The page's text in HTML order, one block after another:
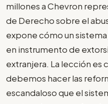
millones a Chevron
de Derecho sobre el
expone cómo un
en instrumento de
extranjera. La lección es
debemos hacer las
escandaloso que el